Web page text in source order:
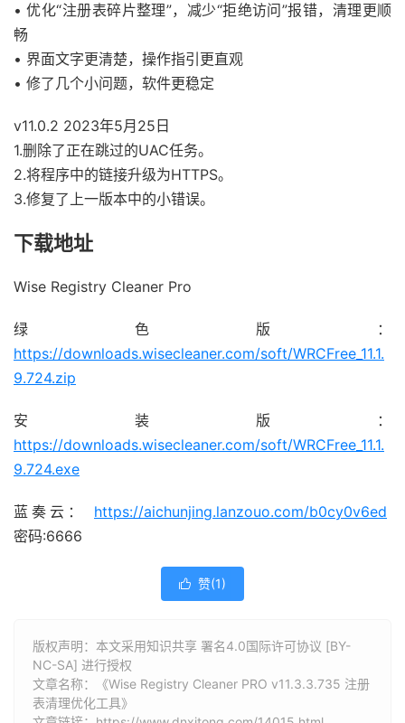
• 优化“注册表碎片整理”，减少“拒绝访问”报错，清理更顺
畅
• 界面文字更清楚，操作指引更直观
• 修了几个小问题，软件更稳定
v11.0.2 2023年5月25日
1.删除了正在跳过的UAC任务。
2.将程序中的链接升级为HTTPS。
3.修复了上一版本中的小错误。
下载地址
Wise Registry Cleaner Pro
绿色版：
https://downloads.wisecleaner.com/soft/WRCFree_11.1.
9.724.zip
安装版：
https://downloads.wisecleaner.com/soft/WRCFree_11.1.
9.724.exe
蓝奏云： https://aichunjing.lanzouo.com/b0cy0v6ed
密码:6666
 赞(1)
版权声明：本文采用知识共享 署名4.0国际许可协议 [BY-
NC-SA] 进行授权
文章名称：《Wise Registry Cleaner PRO v11.3.3.735 注册
表清理优化工具》